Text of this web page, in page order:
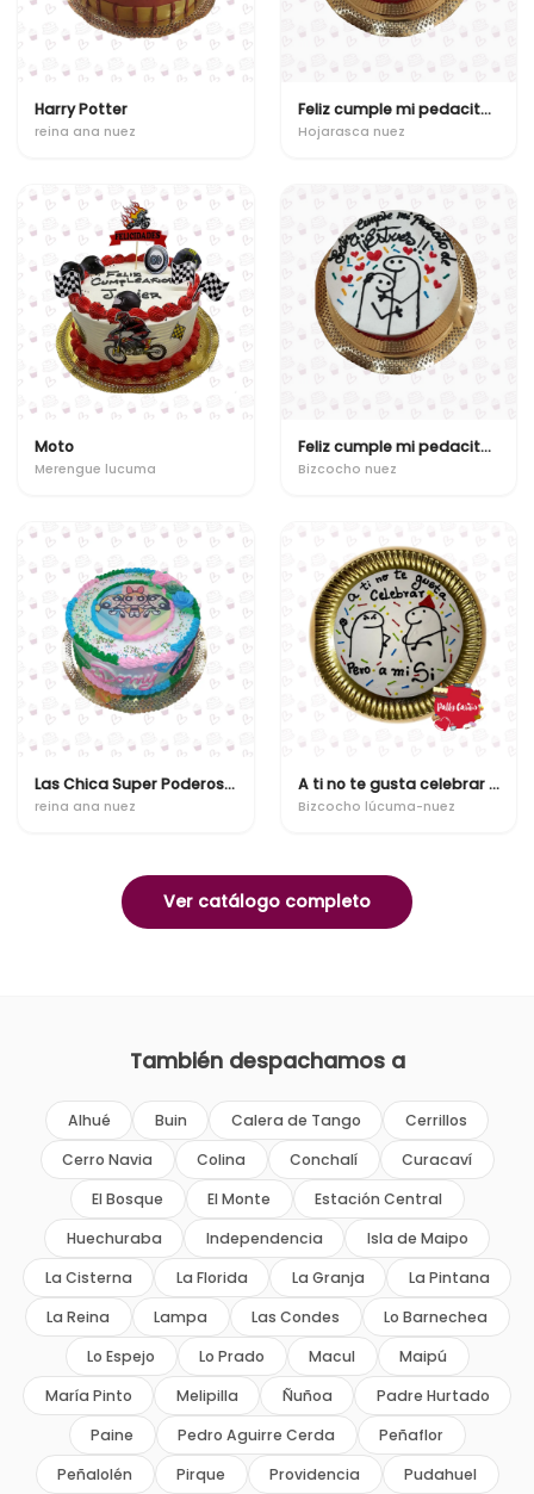
Harry Potter
reina ana nuez
Feliz cumple mi pedacito de estres
Hojarasca nuez
Moto
Merengue lucuma
Feliz cumple mi pedacito de estres
Bizcocho nuez
Las Chica Super Poderosas
reina ana nuez
A ti no te gusta celebrar pero a mi si
Bizcocho lúcuma-nuez
Ver catálogo completo
También despachamos a
Alhué Buin Calera de Tango
Cerrillos
Cerro Navia
Colina Conchalí
Curacaví
El Bosque
El Monte
Estación Central
Huechuraba
Independencia
Isla de Maipo
La Cisterna
La Florida La Granja
La Pintana
La Reina
Lampa Las Condes
Lo Barnechea
Lo Espejo
Lo Prado Macul
Maipú
María Pinto
Melipilla Ñuñoa
Padre Hurtado
Paine
Pedro Aguirre Cerda
Peñaflor
Peñalolén
Pirque Providencia Pudahuel